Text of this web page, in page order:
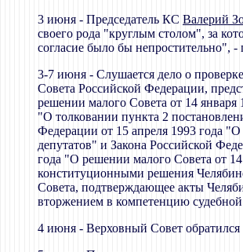
3 июня - Председатель КС Валерий
своего рода "круглым столом", за
согласие было бы непростительно", -
3-7 июня - Слушается дело о
Совета Российской Федерации,
решении малого Совета от 14
"О толковании пункта 2
Федерации от 15 апреля 1993 года
депутатов" и Закона Российской
года "О решении малого Совета от
конституционными решения
Совета, подтверждающее акты
вторжением в компетенцию судебной
4 июня - Верховный Совет обратился